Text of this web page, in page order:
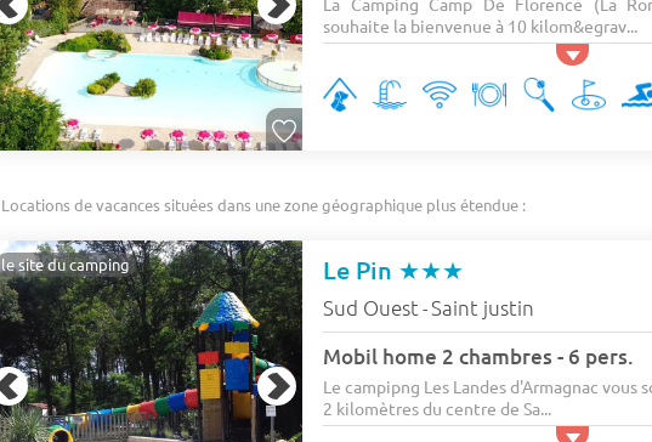
souhaite la bienvenue à 10 kilom&egrav...
Locations de vacances situées dans une zone géographique plus étendue :
le site du camping Le Pin ★★★
Sud Ouest -Saint justin
Mobil home 2 chambres - 6 pers.
Le campipng Les Landes d'Armagnac vous
2 kilomètres du centre de Sa...